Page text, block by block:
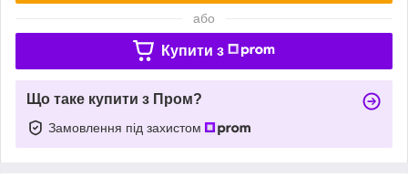
або
Купити з
Що таке купити з Пром?
Замовлення під захистом